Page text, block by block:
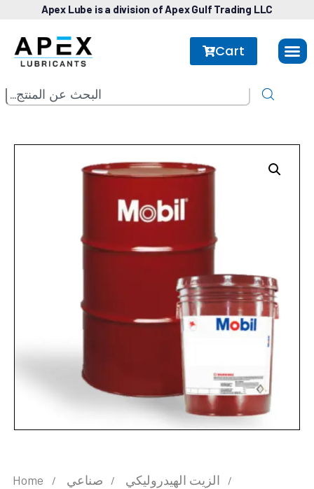
Apex Lube is a division of Apex Gulf Trading LLC
Cart
Home صناعي الزيت الهيدروليكي